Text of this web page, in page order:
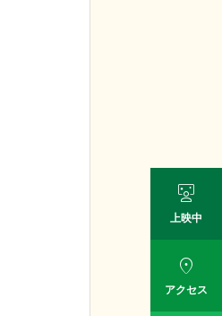

上映中

アクセス